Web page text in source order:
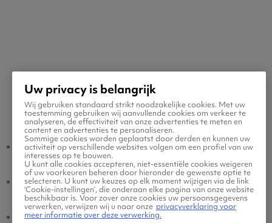
Populaire vluchten
Luik - Amsterdam Amsterdam - Luik
Luik - Eindhoven Eindhoven - Luik
Luik - Brussel Brussel - Luik
Uw privacy is belangrijk
Wij gebruiken standaard strikt noodzakelijke cookies. Met uw
toestemming gebruiken wij aanvullende cookies om verkeer te
analyseren, de effectiviteit van onze advertenties te meten en
content en advertenties te personaliseren.
Sommige cookies worden geplaatst door derden en kunnen uw
activiteit op verschillende websites volgen om een profiel van uw
interesses op te bouwen.
U kunt alle cookies accepteren, niet-essentiële cookies weigeren
of uw voorkeuren beheren door hieronder de gewenste optie te
selecteren. U kunt uw keuzes op elk moment wijzigen via de link
‘Cookie-instellingen’, die onderaan elke pagina van onze website
beschikbaar is. Voor zover onze cookies uw persoonsgegevens
verwerken, verwijzen wij u naar onze privacyverklaring voor
meer informatie over deze verwerking.